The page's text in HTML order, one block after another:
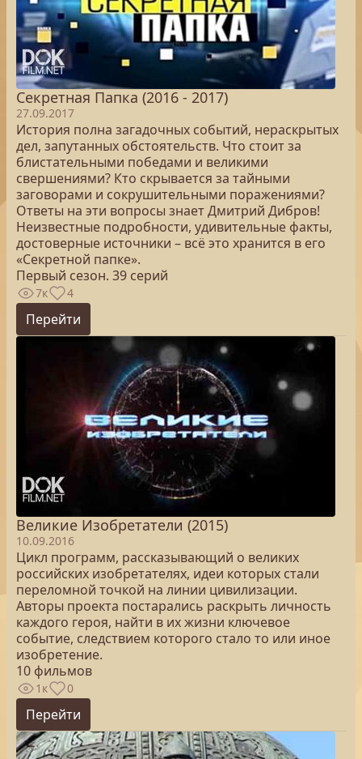
Секретная Папка (2016 - 2017)
27.09.2017
История полна загадочных событий, нераскрытых
дел, запутанных обстоятельств. Что стоит за
блистательными победами и великими
свершениями? Кто скрывается за тайными
заговорами и сокрушительными поражениями?
Ответы на эти вопросы знает Дмитрий Дибров!
Неизвестные подробности, удивительные факты,
достоверные источники – всё это хранится в его
«Секретной папке».
Первый сезон. 39 серий
7к 4
Перейти
Великие Изобретатели (2015)
10.09.2016
Цикл программ, рассказывающий о великих
российских изобретателях, идеи которых стали
переломной точкой на линии цивилизации.
Авторы проекта постарались раскрыть личность
каждого героя, найти в их жизни ключевое
событие, следствием которого стало то или иное
изобретение.
10 фильмов
1к 0
Перейти